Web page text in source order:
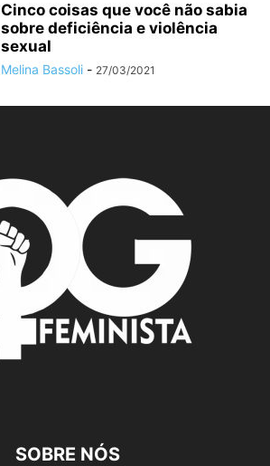
Cinco coisas que você não sabia
sobre deficiência e violência
sexual
Melina Bassoli - 27/03/2021
SOBRE NÓS